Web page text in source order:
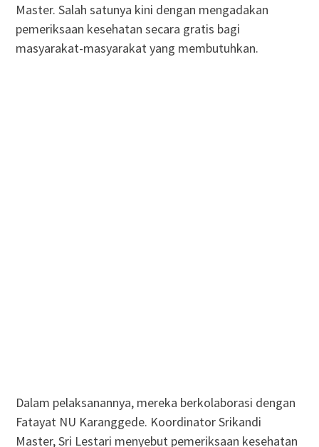
Master. Salah satunya kini dengan mengadakan
pemeriksaan kesehatan secara gratis bagi
masyarakat-masyarakat yang membutuhkan.
Dalam pelaksanannya, mereka berkolaborasi dengan
Fatayat NU Karanggede. Koordinator Srikandi
Master, Sri Lestari menyebut pemeriksaan kesehatan